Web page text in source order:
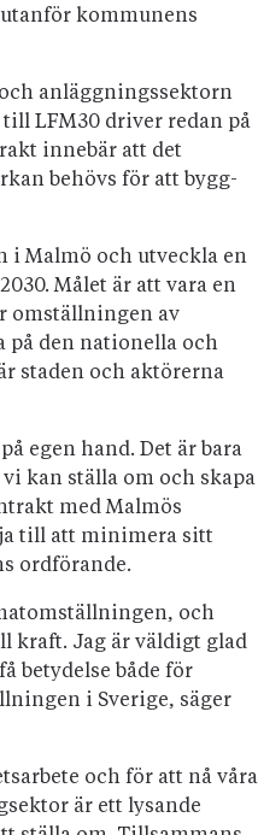
kommunens
anläggningssektorn
LFM30 driver redan på
innebär att det
behövs för att bygg-
i Malmö och utveckla en
Målet är att vara en
omställningen av
på den nationella och
staden och aktörerna
egen hand. Det är bara
kan ställa om och skapa
med Malmös
till att minimera sitt
ordförande.
och
kraft. Jag är väldigt glad
betydelse både för
i Sverige, säger
och för att nå våra
är ett lysande